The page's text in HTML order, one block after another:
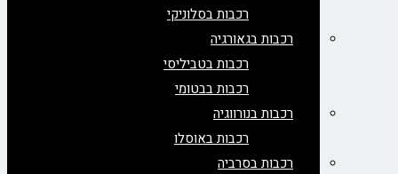
רכבות בסלוניקי
רכבות בגאורגיה
רכבות בטביליסי
רכבות בבטומי
רכבות בנורווגיה
רכבות באוסלו
רכבות בסרביה